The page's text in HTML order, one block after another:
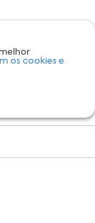
os cookies e